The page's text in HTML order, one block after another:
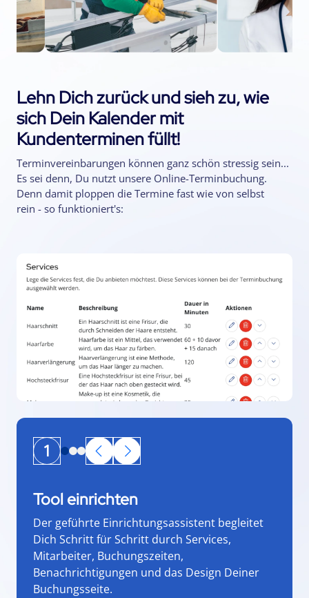
Lehn Dich zurück und sieh zu, wie
sich Dein Kalender mit
Kundenterminen füllt!
Terminvereinbarungen können ganz schön stressig sein...
Es sei denn, Du nutzt unsere Online-Terminbuchung.
Denn damit ploppen die Termine fast wie von selbst
rein - so funktioniert's:
1
Tool einrichten
Der geführte Einrichtungsassistent begleitet
Dich Schritt für Schritt durch Services,
Mitarbeiter, Buchungszeiten,
Benachrichtigungen und das Design Deiner
Buchungsseite.